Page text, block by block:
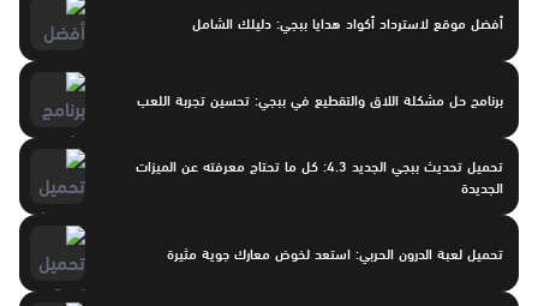
أفضل موقع لاسترداد أكواد هدايا ببجي: دليلك الشامل
برنامج حل مشكلة اللاق والتقطيع في ببجي: تحسين تجربة اللعب
تحميل تحديث ببجي الجديد 4.3: كل ما تحتاج معرفته عن الميزات
الجديدة
تحميل لعبة الدرون الحربي: استعد لخوض معارك جوية مثيرة